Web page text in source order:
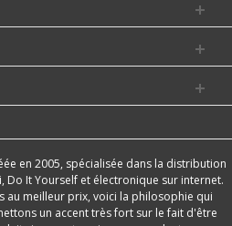
en 2005, spécialisée dans la distribution
Do It Yourself et électronique sur internet.
meilleur prix, voici la philosophie qui
un accent très fort sur le fait d'être